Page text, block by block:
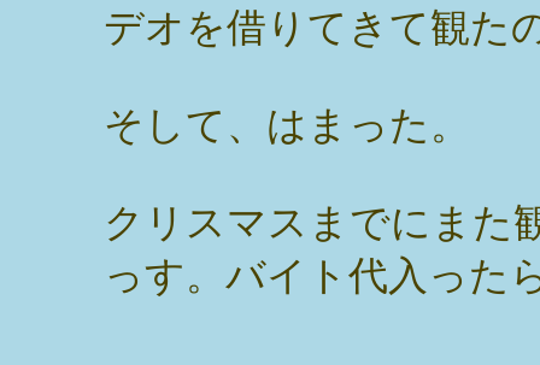
デオを借りてきて観た
そして、はまった。
クリスマスまでにまた
っす。バイト代入った